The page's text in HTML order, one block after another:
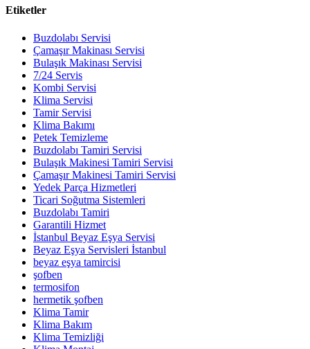
Etiketler
Buzdolabı Servisi
Çamaşır Makinası Servisi
Bulaşık Makinası Servisi
7/24 Servis
Kombi Servisi
Klima Servisi
Tamir Servisi
Klima Bakımı
Petek Temizleme
Buzdolabı Tamiri Servisi
Bulaşık Makinesi Tamiri Servisi
Çamaşır Makinesi Tamiri Servisi
Yedek Parça Hizmetleri
Ticari Soğutma Sistemleri
Buzdolabı Tamiri
Garantili Hizmet
İstanbul Beyaz Eşya Servisi
Beyaz Eşya Servisleri İstanbul
beyaz eşya tamircisi
şofben
termosifon
hermetik şofben
Klima Tamir
Klima Bakım
Klima Temizliği